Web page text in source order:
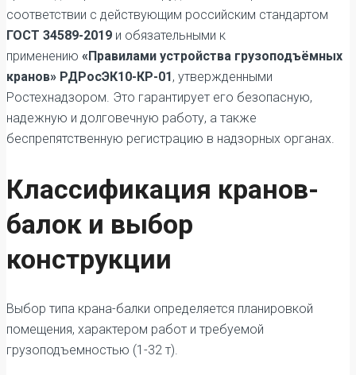
соответствии с действующим российским стандартом
ГОСТ 34589-2019 и обязательными к
применению «Правилами устройства грузоподъёмных
кранов» РДРосЭК10-КР-01, утвержденными
Ростехнадзором. Это гарантирует его безопасную,
надежную и долговечную работу, а также
беспрепятственную регистрацию в надзорных органах.
Классификация кранов-
балок и выбор
конструкции
Выбор типа крана-балки определяется планировкой
помещения, характером работ и требуемой
грузоподъемностью (1-32 т).